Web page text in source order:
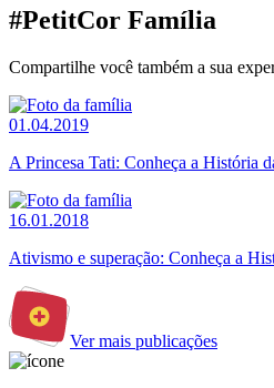
#PetitCor Família
Compartilhe você também a sua
01.04.2019
A Princesa Tati: Conheça a História
16.01.2018
Ativismo e superação: Conheça a
Ver mais publicações